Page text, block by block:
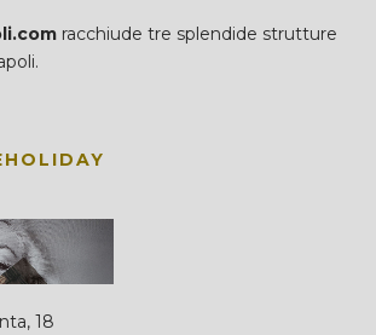
racchiude tre splendide strutture
18